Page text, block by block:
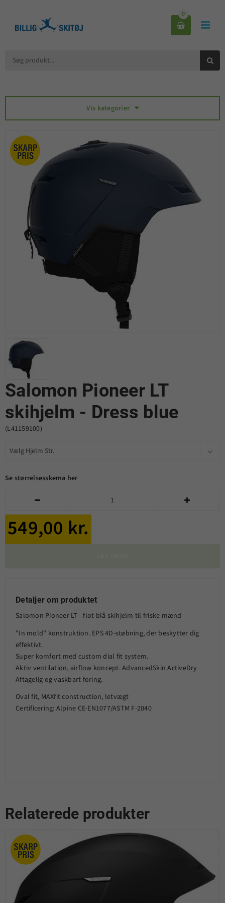


0

Vis kategorier 
Salomon Pioneer LT
skihjelm - Dress blue
(L41159100)
Se størrelsesskema her
 
549,00 kr.
Detaljer om produktet
Salomon Pioneer LT - flot blå skihjelm til friske mænd
"In mold" konstruktion. EPS 4D-støbning, der beskytter dig
effektivt.
Super komfort med custom dial fit system.
Aktiv ventilation, airflow koncept. AdvancedSkin ActiveDry
Aftagelig og vaskbart foring.
Oval fit, MAXfit construction, letvægt
Certificering: Alpine CE-EN1077/ASTM F-2040
Relaterede produkter